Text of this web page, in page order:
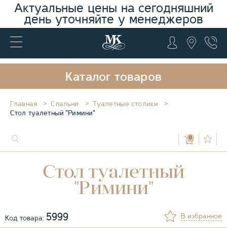
Актуальные цены на сегодняшний
день уточняйте у менеджеров
Каталог товаров
Главная Спальни
Туалетные столики
Стол туалетный "Римини"
0
Стол туалетный
"Римини"
Код товара: 5999 В избранное